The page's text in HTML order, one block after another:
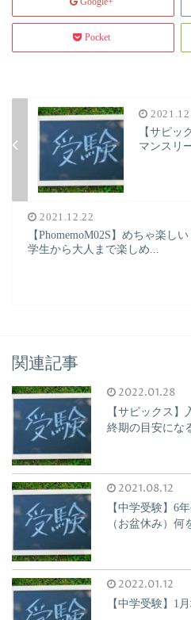
Pocket
【サピ
マンスリ
2021.12.22
【PhomemoM02S】めちゃ楽し
学生から大人まで楽しめ...
関連記事
2022.01.28
【サピックス
終期の目安にな
2021.08.12
【中学受験】6
（お盆休み）何
2022.01.12
【中学受験】1